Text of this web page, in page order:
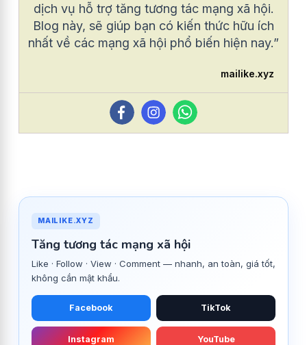
dịch vụ hỗ trợ tăng tương tác mạng xã hội.
Blog này, sẽ giúp bạn có kiến thức hữu ích
nhất về các mạng xã hội phổ biến hiện nay.”
mailike.xyz
MAILIKE.XYZ
Tăng tương tác mạng xã hội
Like · Follow · View · Comment — nhanh, an toàn, giá tốt,
không cần mật khẩu.
Facebook TikTok
Instagram YouTube